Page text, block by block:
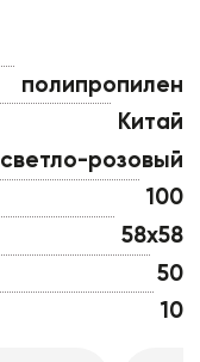
полипропилен
Китай
светло-розовый
100
58x58
50
10